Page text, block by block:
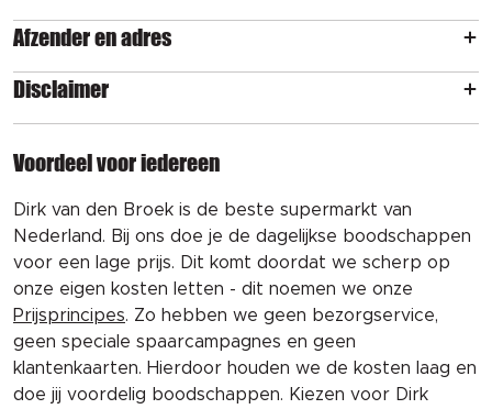
Afzender en adres
Disclaimer
Voordeel voor iedereen
Dirk van den Broek is de beste supermarkt van
Nederland. Bij ons doe je de dagelijkse boodschappen
voor een lage prijs. Dit komt doordat we scherp op
onze eigen kosten letten - dit noemen we onze
Prijsprincipes. Zo hebben we geen bezorgservice,
geen speciale spaarcampagnes en geen
klantenkaarten. Hierdoor houden we de kosten laag en
doe jij voordelig boodschappen. Kiezen voor Dirk